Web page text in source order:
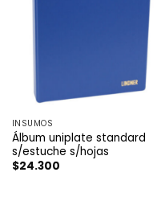
INSUMOS
Álbum uniplate standard
s/estuche s/hojas
$24.300